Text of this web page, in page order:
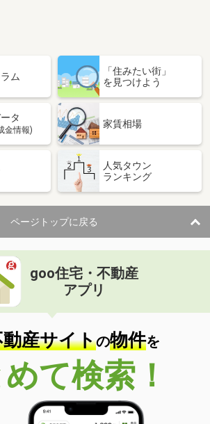
ム
「住みたい街」
を見つけよう
タ
金情報)
家賃相場
人気タウン
ランキング
ページトップに戻る
goo住宅・不動産
アプリ
産サイトの物件を
て検索！